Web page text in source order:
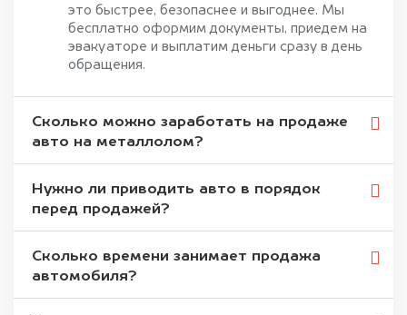
это быстрее, безопаснее и выгоднее. Мы
бесплатно оформим документы, приедем на
эвакуаторе и выплатим деньги сразу в день
обращения.
Сколько можно заработать на продаже
авто на металлолом?
Нужно ли приводить авто в порядок
перед продажей?
Сколько времени занимает продажа
автомобиля?